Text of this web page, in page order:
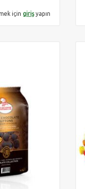
için girişyapın